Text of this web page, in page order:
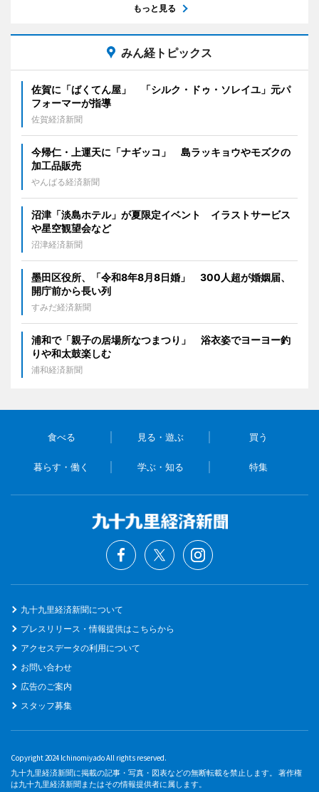
もっと見る
みん経トピックス
佐賀に「ばくてん屋」 「シルク・ドゥ・ソレイユ」元パ
フォーマーが指導
佐賀経済新聞
今帰仁・上運天に「ナギッコ」 島ラッキョウやモズクの
加工品販売
やんばる経済新聞
沼津「淡島ホテル」が夏限定イベント イラストサービス
や星空観望会など
沼津経済新聞
墨田区役所、「令和8年8月8日婚」 300人超が婚姻届、
開庁前から長い列
すみだ経済新聞
浦和で「親子の居場所なつまつり」 浴衣姿でヨーヨー釣
りや和太鼓楽しむ
浦和経済新聞
食べる 見る・遊ぶ 買う
暮らす・働く 学ぶ・知る 特集
九十九里経済新聞について
プレスリリース・情報提供はこちらから
アクセスデータの利用について
お問い合わせ
広告のご案内
スタッフ募集
Copyright 2024 Ichinomiyado All rights reserved.
九十九里経済新聞に掲載の記事・写真・図表などの無断転載を禁止します。 著作権
は九十九里経済新聞またはその情報提供者に属します。